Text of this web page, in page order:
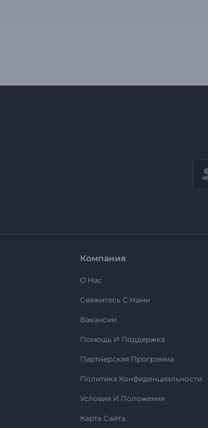
Компания
О Нас
Свяжитесь С Нами
Вакансии
Помощь И Поддержка
Партнерская Программа
Политика Конфиденциальности
Условия И Положения
Карта Сайта